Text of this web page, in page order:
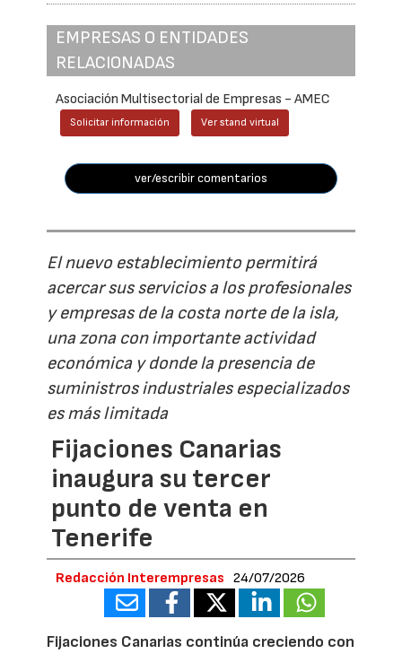
EMPRESAS O ENTIDADES
RELACIONADAS
Asociación Multisectorial de Empresas - AMEC
Solicitar información Ver stand virtual
ver/escribir comentarios
El nuevo establecimiento permitirá
acercar sus servicios a los profesionales
y empresas de la costa norte de la isla,
una zona con importante actividad
económica y donde la presencia de
suministros industriales especializados
es más limitada
Fijaciones Canarias
inaugura su tercer
punto de venta en
Tenerife
Redacción Interempresas 24/07/2026
Fijaciones Canarias continúa creciendo con